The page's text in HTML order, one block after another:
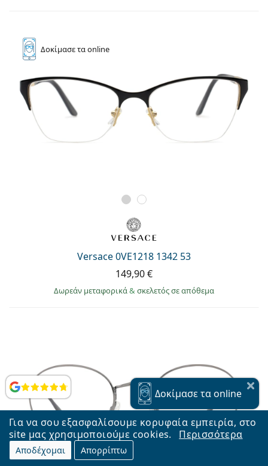
Για να σου εξασφαλίσουμε κορυφαία εμπειρία, στο
site μας χρησιμοποιούμε cookies.
Περισσότερα
Αποδέχομαι Απορρίπτω
Αξιολογήσεις
Δοκίμασετα online
Versace 0VE1218 1342 53
149,90 €
Δωρεάν μεταφορικά& σκελετός σε απόθεμα
Δοκίμασετα online